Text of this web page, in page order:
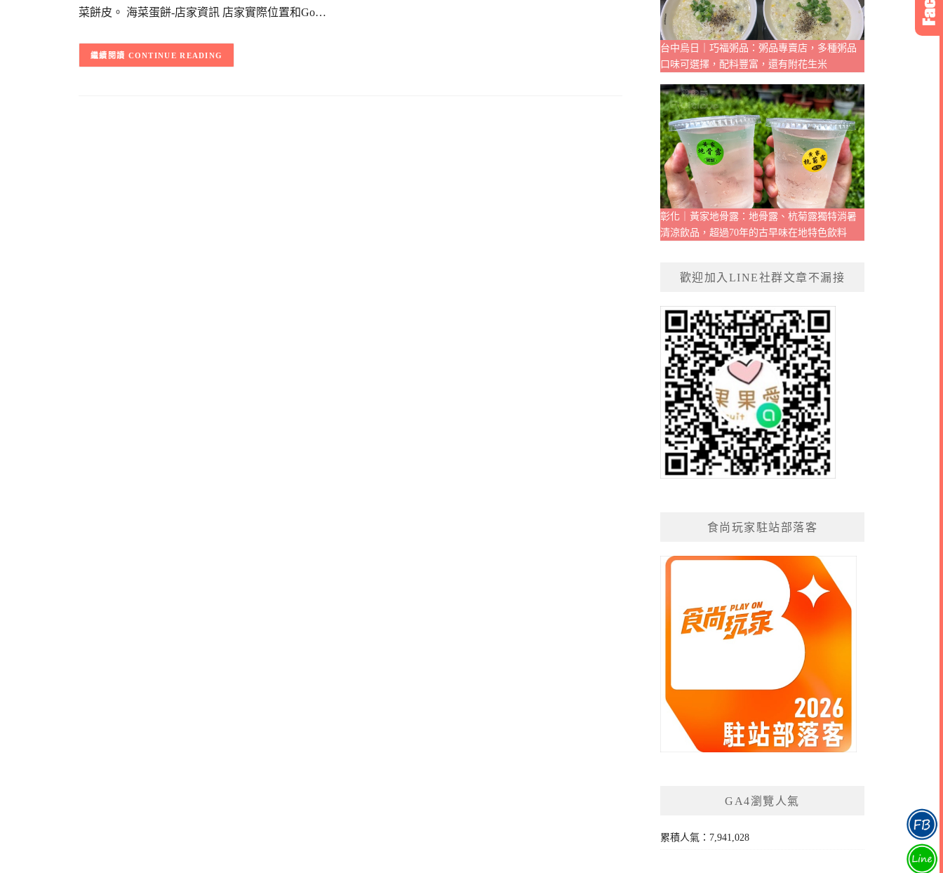
菜餅皮。 海菜蛋餅-店家資訊 店家實際位置和Go…
CONTINUE READING
台中烏日｜巧福粥品：粥品專賣店，多種粥品
口味可選擇，配料豐富，還有附花生米
彰化｜黃家地骨露：地骨露、杭菊露獨特消暑
清涼飲品，超過70年的古早味在地特色飲料
歡迎加入LINE社群文章不漏接
食尚玩家駐站部落客
GA4瀏覽人氣
累積人氣：7,941,028